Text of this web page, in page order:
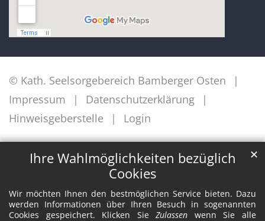
Ihre Wahlmöglichkeiten bezüglich
Cookies
Wir möchten Ihnen den bestmöglichen Service bieten. Dazu
werden Informationen über Ihren Besuch in sogenannten
Cookies gespeichert. Klicken SieZulassen wenn Sie alle
✕
© Kath. Seelsorgebereich Bamberger Osten
Impressum
Datenschutzerklärung
Hinweisgeberstelle
Login